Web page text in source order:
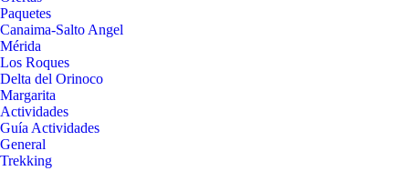
Paquetes
Canaima-Salto Angel
Mérida
Los Roques
Delta del Orinoco
Margarita
Actividades
Guía Actividades
General
Trekking